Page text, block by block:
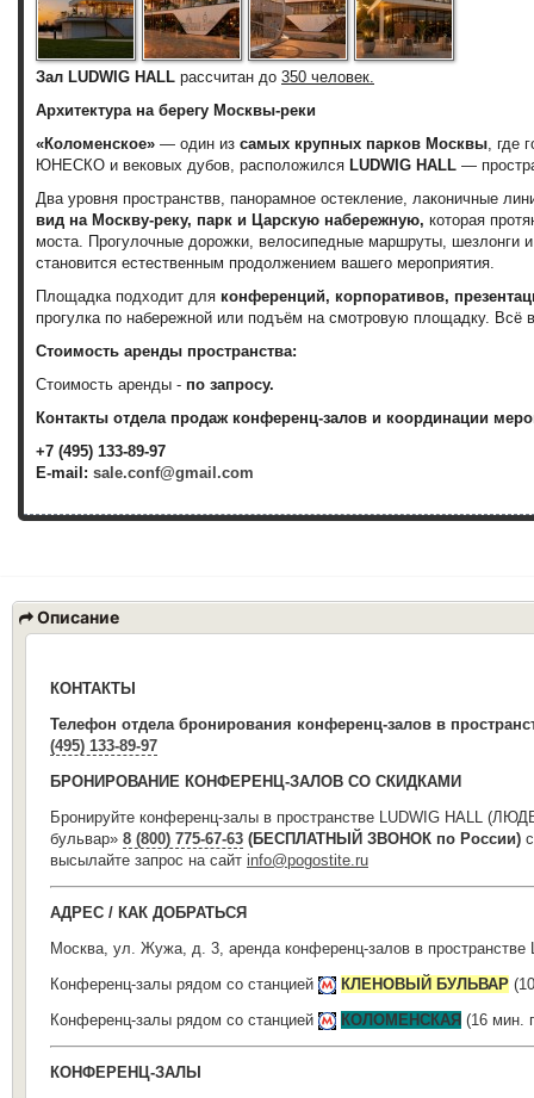
Зал LUDWIG HALL рассчитан до 350 человек.
Архитектура на берегу Москвы-реки
«Коломенское» — один из самых крупных парков Москвы, где
ЮНЕСКО и вековых дубов, расположился LUDWIG HALL —
Два уровня пространствв, панорамное остекление, лаконичные
вид на Москву-реку, парк и Царскую набережную, которая
моста. Прогулочные дорожки, велосипедные маршруты, шезлонги
становится естественным продолжением вашего мероприятия.
Площадка подходит для конференций, корпоративов,
прогулка по набережной или подъём на смотровую площадку.
Стоимость аренды пространства:
Стоимость аренды - по запросу.
Контакты отдела продаж конференц-залов и координации
+7 (495) 133-89-97
E-mail: sale.conf@gmail.com
Описание
КОНТАКТЫ
Телефон отдела бронирования конференц-залов в
(495) 133-89-97
БРОНИРОВАНИЕ КОНФЕРЕНЦ-ЗАЛОВ СО СКИДКАМИ
Бронируйте конференц-залы в пространстве LUDWIG HALL
бульвар» 8 (800) 775-67-63 (БЕСПЛАТНЫЙ ЗВОНОК по России)
высылайте запрос на сайт info@pogostite.ru
АДРЕС / КАК ДОБРАТЬСЯ
Москва, ул. Жужа, д. 3, аренда конференц-залов в
Конференц-залы рядом со станцией
КЛЕНОВЫЙ БУЛЬВАР
Конференц-залы рядом со станцией
КОЛОМЕНСКАЯ (16 мин.
КОНФЕРЕНЦ-ЗАЛЫ